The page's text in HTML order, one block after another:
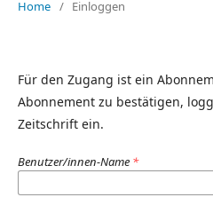
Home / Einloggen
Für den Zugang ist ein
Abonnement zu bestätigen,
Zeitschrift ein.
Benutzer/innen-Name *